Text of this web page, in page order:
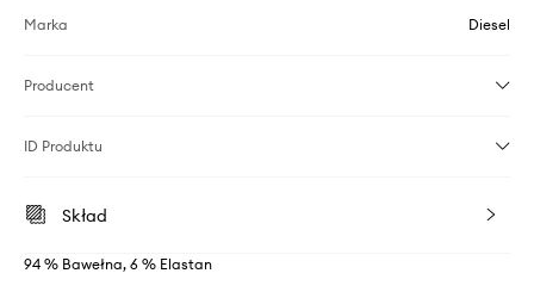
Marka Diesel
Producent
ID Produktu
Skład
94 % Bawełna, 6 % Elastan